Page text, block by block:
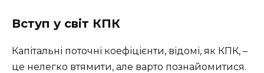
Вступ у світ КПК
Капітальні поточні коефіцієнти, відомі, як КПК, –
це нелегко втямити, але варто познайомитися.